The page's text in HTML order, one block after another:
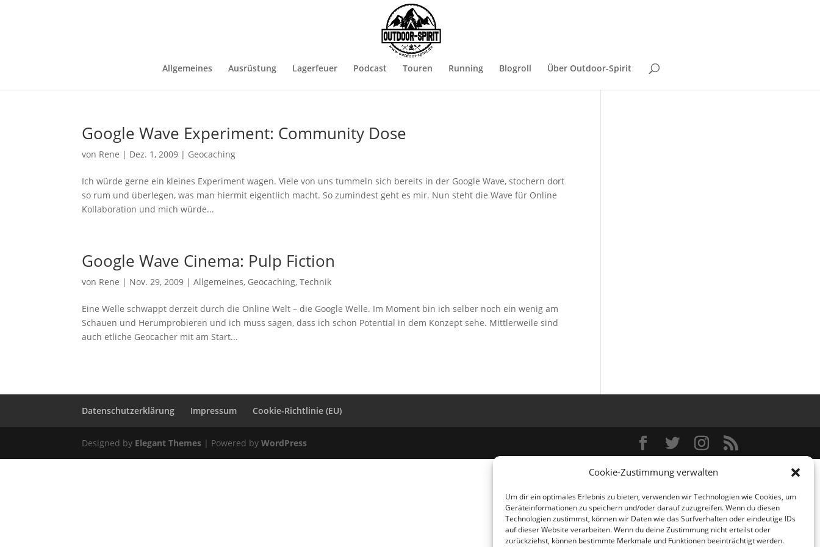
Cookie-Zustimmung verwalten
Um dir ein optimales Erlebnis zu bieten, verwenden wir Technologien wie Cookies, um
Geräteinformationen zu speichern und/oder darauf zuzugreifen. Wenn du diesen
Technologien zustimmst, können wir Daten wie das Surfverhalten oder eindeutige IDs
auf dieser Website verarbeiten. Wenn du deine Zustimmung nicht erteilst oder
zurückziehst, können bestimmte Merkmale und Funktionen beeinträchtigt werden.
Allgemeines Ausrüstung Lagerfeuer Podcast Touren Running Blogroll Über Outdoor-Spirit
Google Wave Experiment: Community Dose
von Rene | Dez. 1, 2009 | Geocaching
Ich würde gerne ein kleines Experiment wagen. Viele von uns tummeln sich bereits in der Google Wave, stochern dort
so rum und überlegen, was man hiermit eigentlich macht. So zumindest geht es mir. Nun steht die Wave für Online
Kollaboration und mich würde...
Google Wave Cinema: Pulp Fiction
von Rene | Nov. 29, 2009 |Allgemeines, Geocaching,Technik
Eine Welle schwappt derzeit durch die Online Welt – die Google Welle. Im Moment bin ich selber noch ein wenig am
Schauen und Herumprobieren und ich muss sagen, dass ich schon Potential in dem Konzept sehe. Mittlerweile sind
auch etliche Geocacher mit am Start...
Datenschutzerklärung Impressum Cookie-Richtlinie (EU)
Designed by Elegant Themes | Powered byWordPress